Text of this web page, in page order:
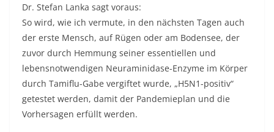
Dr. Stefan Lanka sagt voraus:
So wird, wie ich vermute, in den nächsten Tagen auch
der erste Mensch, auf Rügen oder am Bodensee, der
zuvor durch Hemmung seiner essentiellen und
lebensnotwendigen Neuraminidase-Enzyme im Körper
durch Tamiflu-Gabe vergiftet wurde, „H5N1-positiv“
getestet werden, damit der Pandemieplan und die
Vorhersagen erfüllt werden.